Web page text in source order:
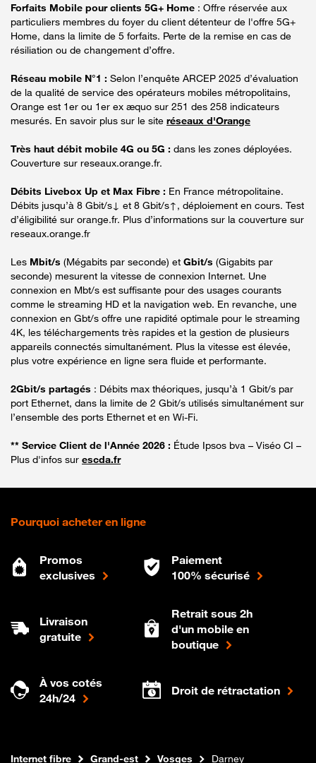
Forfaits Mobile pour clients 5G+ Home : Offre réservée aux
particuliers membres du foyer du client détenteur de l'offre 5G+
Home, dans la limite de 5 forfaits. Perte de la remise en cas de
résiliation ou de changement d’offre.
Réseau mobile N°1 : Selon l’enquête ARCEP 2025 d’évaluation
de la qualité de service des opérateurs mobiles métropolitains,
Orange est 1er ou 1er ex æquo sur 251 des 258 indicateurs
mesurés. En savoir plus sur le site réseaux d'Orange
Très haut débit mobile 4G ou 5G : dans les zones déployées.
Couverture sur reseaux.orange.fr.
Débits Livebox Up et Max Fibre : En France métropolitaine.
Débits jusqu’à 8 Gbit/s↓ et 8 Gbit/s↑, déploiement en cours. Test
d’éligibilité sur orange.fr. Plus d’informations sur la couverture sur
reseaux.orange.fr
Les Mbit/s (Mégabits par seconde) et Gbit/s (Gigabits par
seconde) mesurent la vitesse de connexion Internet. Une
connexion en Mbt/s est suffisante pour des usages courants
comme le streaming HD et la navigation web. En revanche, une
connexion en Gbt/s offre une rapidité optimale pour le streaming
4K, les téléchargements très rapides et la gestion de plusieurs
appareils connectés simultanément. Plus la vitesse est élevée,
plus votre expérience en ligne sera fluide et performante.
2Gbit/s partagés : Débits max théoriques, jusqu’à 1 Gbit/s par
port Ethernet, dans la limite de 2 Gbit/s utilisés simultanément sur
l’ensemble des ports Ethernet et en Wi-Fi.
** Service Client de l'Année 2026 : Étude Ipsos bva – Viséo CI –
Plus d'infos sur escda.fr
Pourquoi acheter en ligne
Promos
exclusives
Paiement
100% sécurisé
Livraison
gratuite
Retrait sous 2h
d'un mobile en
boutique
À vos cotés
24h/24
Droit de rétractation
Boutique Orange
Internet fibre Grand-est Vosges Darney